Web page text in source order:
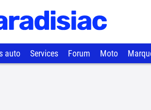
auto Services Forum Moto